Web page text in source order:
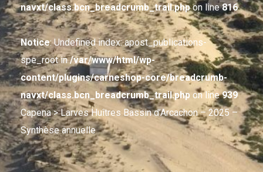
navxt/class.bcn_breadcrumb_trail.phpon line816
Notice: Undefined index: apost_publications-
spe_root in/var/www/html/wp-
content/plugins/carneshop-core/breadcrumb-
navxt/class.bcn_breadcrumb_trail.php on line939
Capena> Larves Huîtres Bassin d’Arcachon – 2025 –
Synthèse annuelle